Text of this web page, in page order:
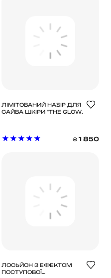
ЛІМІТОВАНИЙ НАБІР ДЛЯ
САЙВА ШКІРИ "THE GLOW
₴ 1 850
ЛОСЬЙОН З ЕФЕКТОМ
ПОСТУПОВОЇ